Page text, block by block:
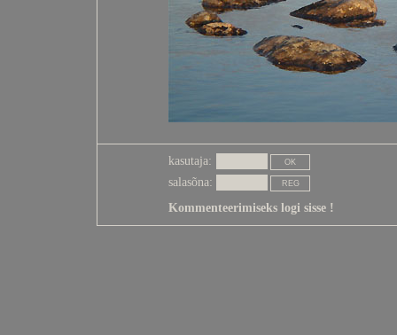
kasutaja:
salasõna:
Kommenteerimiseks logi sisse !